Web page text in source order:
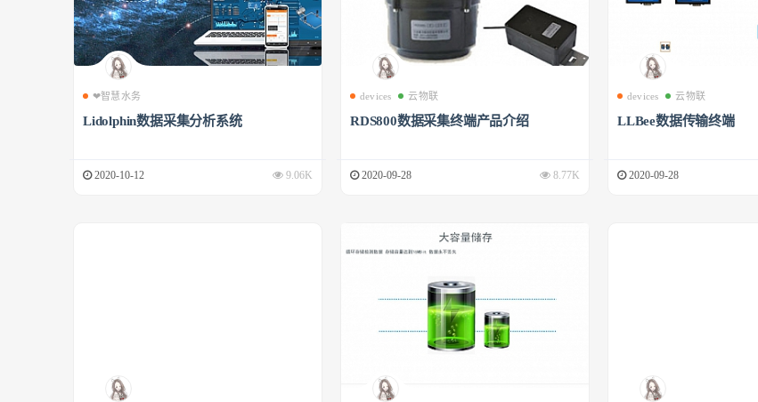
❤智慧水务
Lidolphin数据采集分析系统
2020-10-12 9.06K
devices 云物联
RDS800数据采集终端产品介绍
2020-09-28 8.77K
devices 云物联
LLBee数据传输终端
2020-09-28